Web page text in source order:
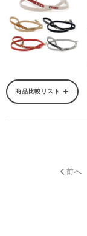
商品比較リスト
前へ